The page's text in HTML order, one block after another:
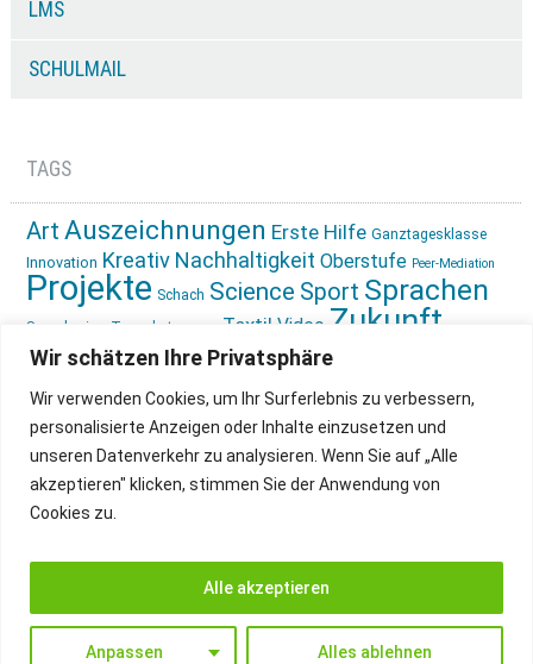
Wir schätzen Ihre Privatsphäre
Wir verwenden Cookies, um Ihr Surferlebnis zu verbessern,
personalisierte Anzeigen oder Inhalte einzusetzen und
unseren Datenverkehr zu analysieren. Wenn Sie auf „Alle
akzeptieren" klicken, stimmen Sie der Anwendung von
Cookies zu.
Anpassen Alles ablehnen
Alle akzeptieren
LMS
SCHULMAIL
TAGS
Art Auszeichnungen Erste Hilfe Ganztagesklasse
Innovation Kreativ Nachhaltigkeit Oberstufe Peer-Mediation
Projekte Schach Science Sport Sprachen
Sprachreise Tagesbetreuung Textil Video Zukunft
gestalten Ökologie
IMPRESSUM